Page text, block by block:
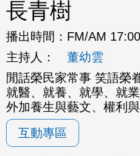
長青樹
播出時間： FM/AM
主持人：
董幼雲
閒話榮民家常事 笑語榮
就醫、就養、就學、就
外加養生與藝文、權利
互動專區